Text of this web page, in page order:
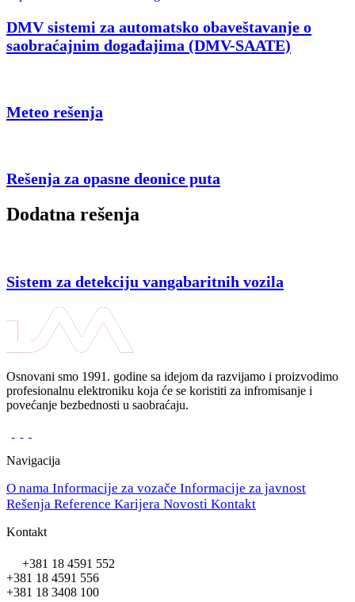
DMV sistemi za automatsko obaveštavanje o
saobraćajnim događajima (DMV-SAATE)
Meteo rešenja
Rešenja za opasne deonice puta
Dodatna rešenja
Sistem za detekciju vangabaritnih vozila
Osnovani smo 1991. godine sa idejom da razvijamo i proizvodimo
profesionalnu elektroniku koja će se koristiti za infromisanje i
povećanje bezbednosti u saobraćaju.
Navigacija
O nama Informacije za vozače Informacije za javnost
Rešenja Reference Karijera Novosti Kontakt
Kontakt
+381 18 4591 552
+381 18 4591 556
+381 18 3408 100